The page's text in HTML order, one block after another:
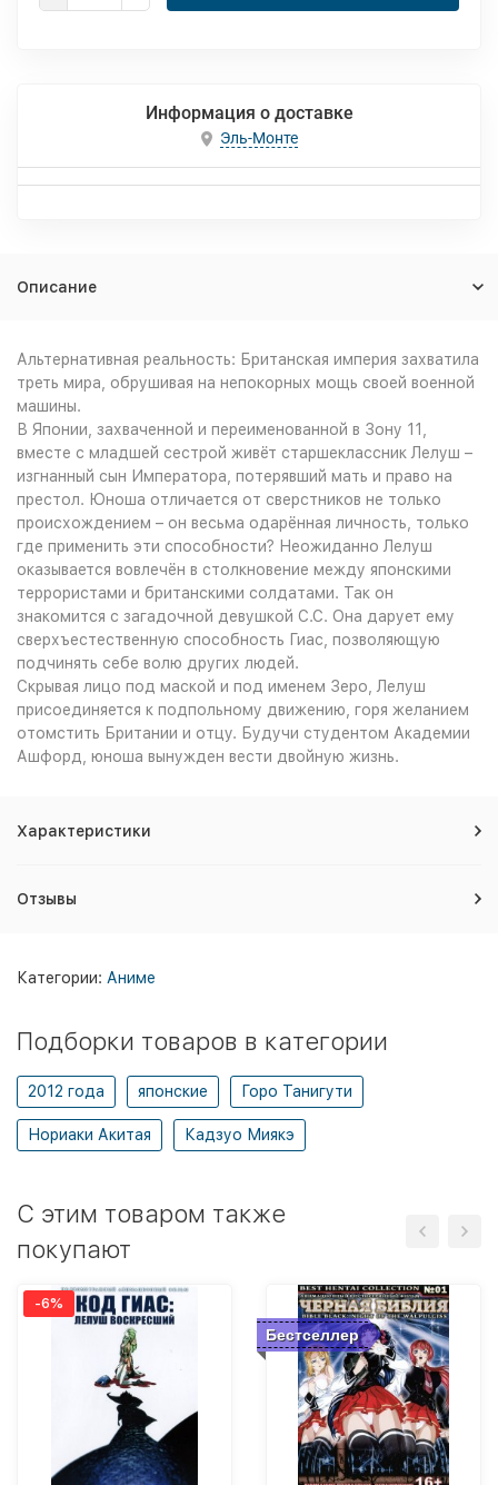
Информация о доставке
Эль-Монте
Описание
Альтернативная реальность: Британская империя захватила
треть мира, обрушивая на непокорных мощь своей военной
машины.
В Японии, захваченной и переименованной в Зону 11,
вместе с младшей сестрой живёт старшеклассник Лелуш –
изгнанный сын Императора, потерявший мать и право на
престол. Юноша отличается от сверстников не только
происхождением – он весьма одарённая личность, только
где применить эти способности? Неожиданно Лелуш
оказывается вовлечён в столкновение между японскими
террористами и британскими солдатами. Так он
знакомится с загадочной девушкой C.C. Она дарует ему
сверхъестественную способность Гиас, позволяющую
подчинять себе волю других людей.
Скрывая лицо под маской и под именем Зеро, Лелуш
присоединяется к подпольному движению, горя желанием
отомстить Британии и отцу. Будучи студентом Академии
Ашфорд, юноша вынужден вести двойную жизнь.
Характеристики
Отзывы
Категории: Аниме
Подборки товаров в категории
2012 года японские Горо Танигути
Нориаки Акитая Кадзуо Миякэ
C этим товаром также
покупают
-6%
Бестселлер